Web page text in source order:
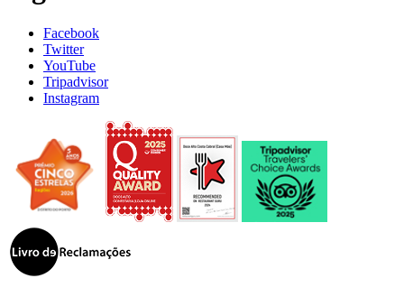
Facebook
Twitter
YouTube
Tripadvisor
Instagram